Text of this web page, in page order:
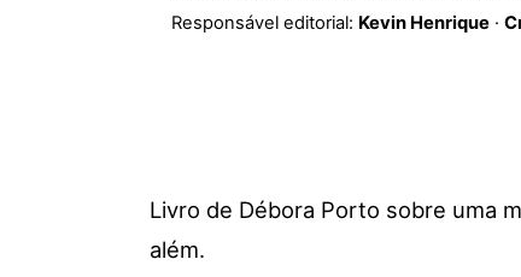
Responsável editorial: Kevin Henrique·
Livro de Débora Porto sobre uma
além.